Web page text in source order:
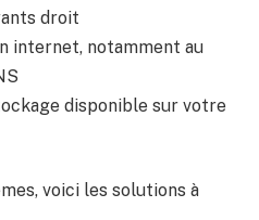
droit
internet, notamment au
disponible sur votre
voici les solutions à